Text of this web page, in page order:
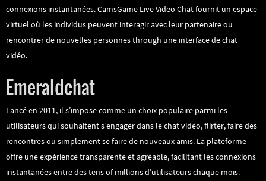
connexions instantanées. CamsGame Live Video Chat fournit un espace
virtuel où les individus peuvent interagir avec leur partenaire ou
rencontrer de nouvelles personnes through une interface de chat
vidéo.
Emeraldchat
Lancé en 2011, il s’impose comme un choix populaire parmi les
utilisateurs qui souhaitent s’engager dans le chat vidéo, flirter, faire des
rencontres ou simplement se faire de nouveaux amis. La plateforme
offre une expérience transparente et agréable, facilitant les connexions
instantanées entre des tens of millions d’utilisateurs chaque mois.